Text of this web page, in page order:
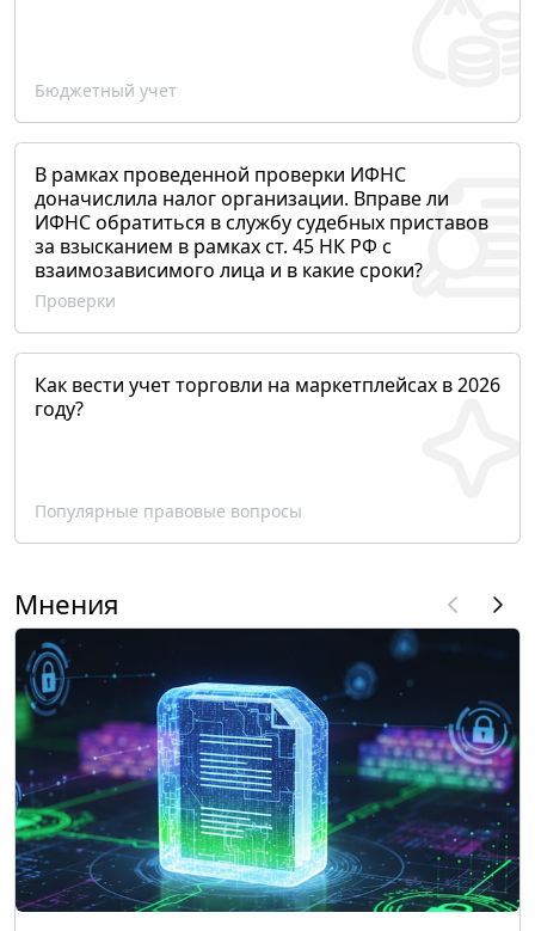
Бюджетный учет
В рамках проведенной проверки ИФНС
доначислила налог организации. Вправе ли
ИФНС обратиться в службу судебных приставов
за взысканием в рамках ст. 45 НК РФ с
взаимозависимого лица и в какие сроки?
Проверки
Как вести учет торговли на маркетплейсах в 2026
году?
Популярные правовые вопросы
Мнения